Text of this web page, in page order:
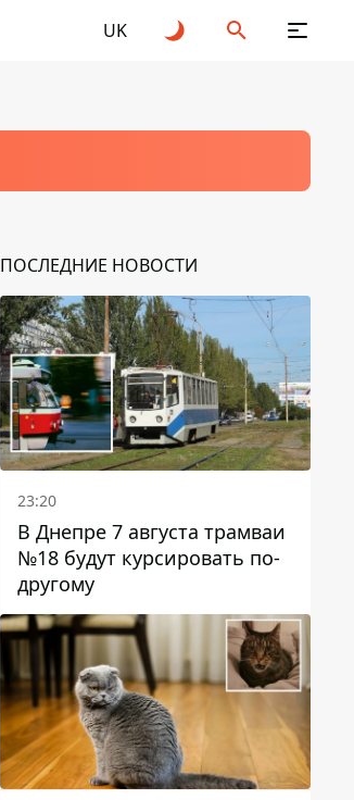
UK
ПОСЛЕДНИЕ НОВОСТИ
23:20
В Днепре 7 августа трамваи
№18 будут курсировать по-
другому